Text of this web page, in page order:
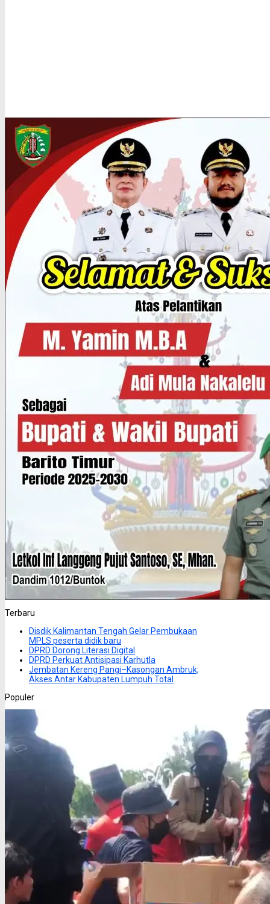
Terbaru
Disdik Kalimantan Tengah Gelar Pembukaan
MPLS peserta didik baru
DPRD Dorong Literasi Digital
DPRD Perkuat Antisipasi Karhutla
Jembatan Kereng Pangi–Kasongan Ambruk,
Akses Antar Kabupaten Lumpuh Total
Populer